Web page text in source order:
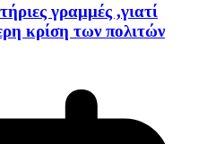
γραμμές ,γιατί
κρίση των πολιτών